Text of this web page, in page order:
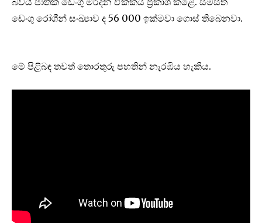
ඩෙංගු රෝගීන් සංඛ්‍යාව ද 56 000 ඉක්මවා ගොස් තිබෙනවා.
මේ පිළිබඳ තවත් තොරතුරු පහතින් නැරඹිය හැකිය.